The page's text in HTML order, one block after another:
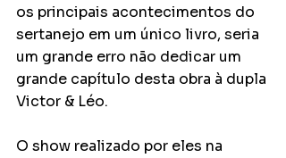
os principais acontecimentos do
sertanejo em um único livro, seria
um grande erro não dedicar um
grande capítulo desta obra à dupla
Victor & Léo.
O show realizado por eles na